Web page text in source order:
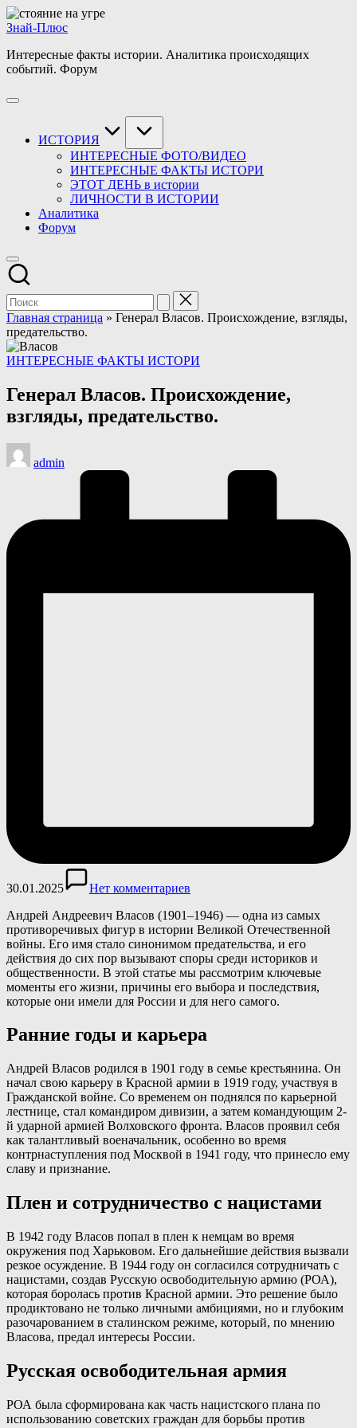
Перейти
к
Знай-Плюс
Интересные факты истории. Аналитика происходящих
событий. Форум
ИСТОРИЯ
ИНТЕРЕСНЫЕ ФОТО/ВИДЕО
ИНТЕРЕСНЫЕ ФАКТЫ ИСТОРИ
ЭТОТ ДЕНЬ в истории
ЛИЧНОСТИ В ИСТОРИИ
Аналитика
Форум
Главная страница » Генерал Власов. Происхождение, взгляды,
предательство.
Опубликовано
ИНТЕРЕСНЫЕ ФАКТЫ ИСТОРИ
Генерал Власов. Происхождение,
взгляды, предательство.
Запись
от
admin
30.01.2025
Нет комментариев
Андрей Андреевич Власов (1901–1946) — одна из самых
противоречивых фигур в истории Великой Отечественной
войны. Его имя стало синонимом предательства, и его
действия до сих пор вызывают споры среди историков и
общественности. В этой статье мы рассмотрим ключевые
моменты его жизни, причины его выбора и последствия,
которые они имели для России и для него самого.
Ранние годы и карьера
Андрей Власов родился в 1901 году в семье крестьянина. Он
начал свою карьеру в Красной армии в 1919 году, участвуя в
Гражданской войне. Со временем он поднялся по карьерной
лестнице, стал командиром дивизии, а затем командующим 2-
й ударной армией Волховского фронта. Власов проявил себя
как талантливый военачальник, особенно во время
контрнаступления под Москвой в 1941 году, что принесло ему
славу и признание.
Плен и сотрудничество с нацистами
В 1942 году Власов попал в плен к немцам во время
окружения под Харьковом. Его дальнейшие действия вызвали
резкое осуждение. В 1944 году он согласился сотрудничать с
нацистами, создав Русскую освободительную армию (РОА),
которая боролась против Красной армии. Это решение было
продиктовано не только личными амбициями, но и глубоким
разочарованием в сталинском режиме, который, по мнению
Власова, предал интересы России.
Русская освободительная армия
РОА была сформирована как часть нацистского плана по
использованию советских граждан для борьбы против